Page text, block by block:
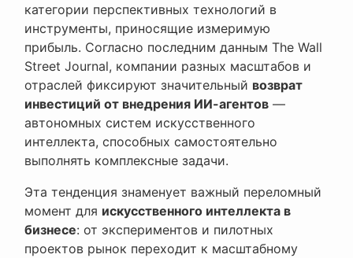
категории перспективных технологий в
инструменты, приносящие измеримую
прибыль. Согласно последним данным The Wall
Street Journal, компании разных масштабов и
отраслей фиксируют значительный возврат
инвестиций от внедрения ИИ-агентов —
автономных систем искусственного
интеллекта, способных самостоятельно
выполнять комплексные задачи.
Эта тенденция знаменует важный переломный
момент для искусственного интеллекта в
бизнесе: от экспериментов и пилотных
проектов рынок переходит к масштабному